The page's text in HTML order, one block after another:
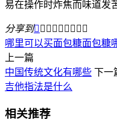
易在操作时炸焦而味道发
分享到        
哪里可以买面包糠面包糠
上一篇
中国传统文化有哪些 下一
吉他指法是什么
相关推荐